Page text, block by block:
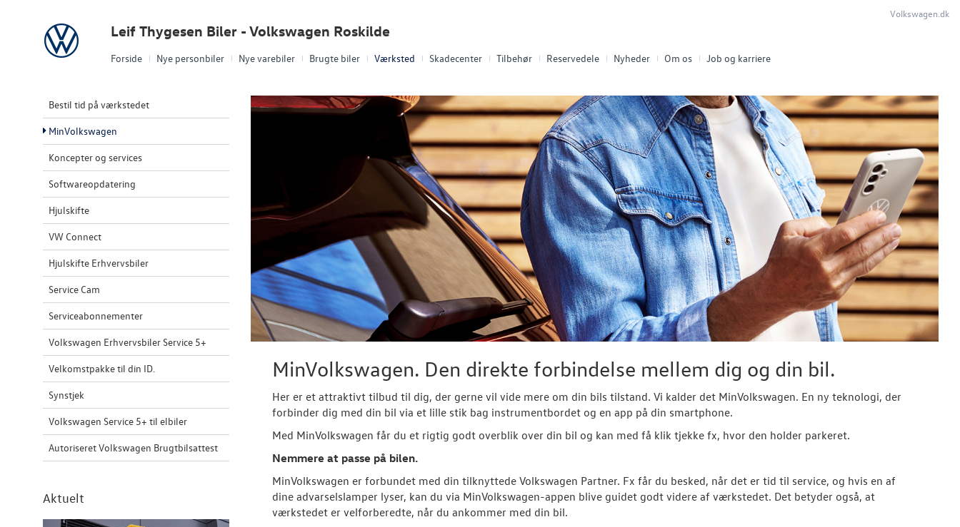
Forside Nye personbiler Nye varebiler Brugte biler Værksted Skadecenter Tilbehør Reservedele Nyheder Om os Job og karriere
Volkswagen Leif Thygesen Biler - Volkswagen Roskilde
Volkswagen.dk
Bestil tid på værkstedet
MinVolkswagen
Koncepter og services
Softwareopdatering
Hjulskifte
VW Connect
Hjulskifte Erhvervsbiler
Service Cam
Serviceabonnementer
Volkswagen Erhvervsbiler Service 5+
Velkomstpakke til din ID.
Synstjek
Volkswagen Service 5+ til elbiler
Autoriseret Volkswagen Brugtbilsattest
Aktuelt
MinVolkswagen. Den direkte forbindelse mellem dig og din bil.
Her er et attraktivt tilbud til dig, der gerne vil vide mere om din bils tilstand. Vi kalder det MinVolkswagen. En ny teknologi, der
forbinder dig med din bil via et lille stik bag instrumentbordet og en app på din smartphone.
Med MinVolkswagen får du et rigtig godt overblik over din bil og kan med få klik tjekke fx, hvor den holder parkeret.
Nemmere at passe på bilen.
MinVolkswagen er forbundet med din tilknyttede Volkswagen Partner. Fx får du besked, når det er tid til service, og hvis en af
dine advarselslamper lyser, kan du via MinVolkswagen-appen blive guidet godt videre af værkstedet. Det betyder også, at
værkstedet er velforberedte, når du ankommer med din bil.